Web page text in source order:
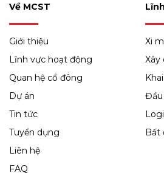
Về MCST
Giới thiệu
Lĩnh vực hoạt động
Quan hệ cổ đông
Dự án
Tin tức
Tuyển dụng
Liên hệ
FAQ
Xi
Xây
Đầu
Bất